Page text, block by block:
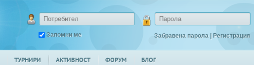
Запомни ме Забравена парола | Регистрация
ТУРНИРИ АКТИВНОСТ ФОРУМ БЛОГ